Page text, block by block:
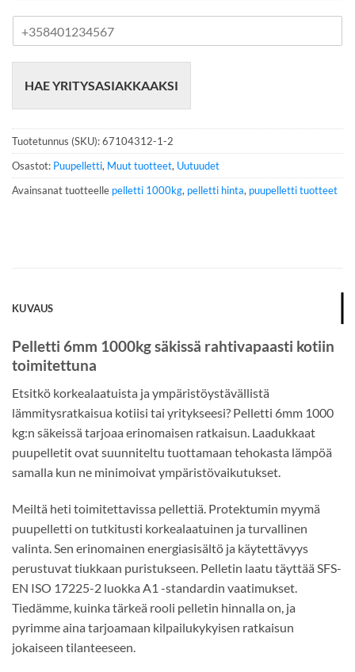
n
u
m
e
r
HAE YRITYSASIAKKAAKSI
Tuotetunnus (SKU):67104312-1-2
Osastot: Puupelletti, Muut tuotteet, Uutuudet
Avainsanat tuotteelle pelletti 1000kg, pelletti hinta, puupelletti tuotteet
KUVAUS
Pelletti 6mm 1000kg säkissä rahtivapaasti kotiin
toimitettuna
Etsitkö korkealaatuista ja ympäristöystävällistä
lämmitysratkaisua kotiisi tai yritykseesi? Pelletti 6mm 1000
kg:n säkeissä tarjoaa erinomaisen ratkaisun. Laadukkaat
puupelletit ovat suunniteltu tuottamaan tehokasta lämpöä
samalla kun ne minimoivat ympäristövaikutukset.
Meiltä heti toimitettavissa pellettiä. Protektumin myymä
puupelletti on tutkitusti korkealaatuinen ja turvallinen
valinta. Sen erinomainen energiasisältö ja käytettävyys
perustuvat tiukkaan puristukseen. Pelletin laatu täyttää SFS-
EN ISO 17225-2 luokka A1 -standardin vaatimukset.
Tiedämme, kuinka tärkeä rooli pelletin hinnalla on, ja
pyrimme aina tarjoamaan kilpailukykyisen ratkaisun
jokaiseen tilanteeseen.